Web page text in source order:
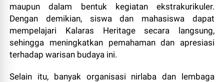
maupun dalam bentuk kegiatan ekstrakurikuler.
Dengan demikian, siswa dan mahasiswa dapat
mempelajari Kalaras Heritage secara langsung,
sehingga meningkatkan pemahaman dan apresiasi
terhadap warisan budaya ini.
Selain itu, banyak organisasi nirlaba dan lembaga